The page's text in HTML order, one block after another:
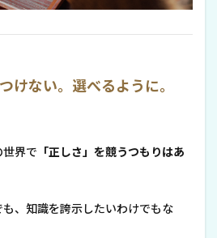
けない。選べるように。
界で 「正しさ」を競うつもりはあ
、知識を誇示したいわけでもな